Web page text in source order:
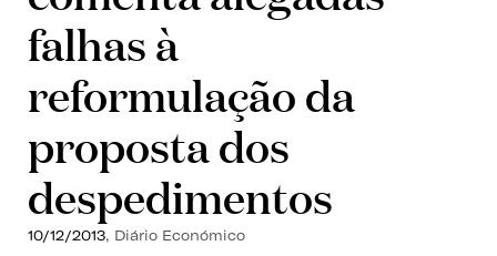
falhas à
reformulação da
proposta dos
despedimentos
10/12/2013, Diário Económico